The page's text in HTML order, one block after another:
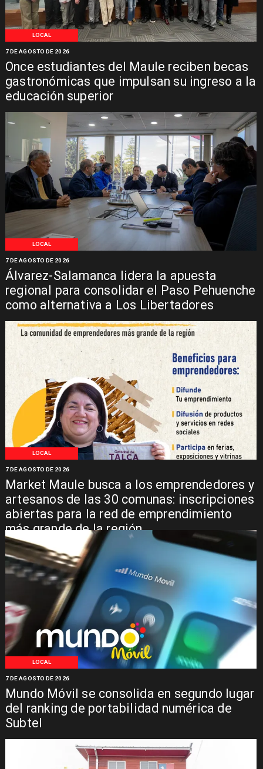
LOCAL
Once estudiantes del Maule reciben becas
gastronómicas que impulsan su ingreso a la
educación superior
7 DE AGOSTO DE 2026
LOCAL
Álvarez-Salamanca lidera la apuesta
regional para consolidar el Paso Pehuenche
como alternativa a Los Libertadores
7 DE AGOSTO DE 2026
LOCAL
Market Maule busca a los emprendedores y
artesanos de las 30 comunas: inscripciones
abiertas para la red de emprendimiento
más grande de la región
7 DE AGOSTO DE 2026
LOCAL
Mundo Móvil se consolida en segundo lugar
del ranking de portabilidad numérica de
Subtel
7 DE AGOSTO DE 2026